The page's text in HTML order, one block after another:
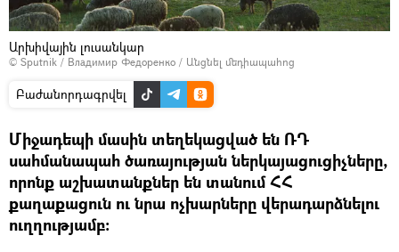
Արխիվային լուսանկար
© Sputnik / Владимир Федоренко / Անցնել մեդիապահոց
Բաժանորդագրվել
Միջադեպի մասին տեղեկացված են ՌԴ
սահմանապահ ծառայության ներկայացուցիչները,
որոնք աշխատանքներ են տանում ՀՀ
քաղաքացուն ու նրա ոչխարները վերադարձնելու
ուղղությամբ: